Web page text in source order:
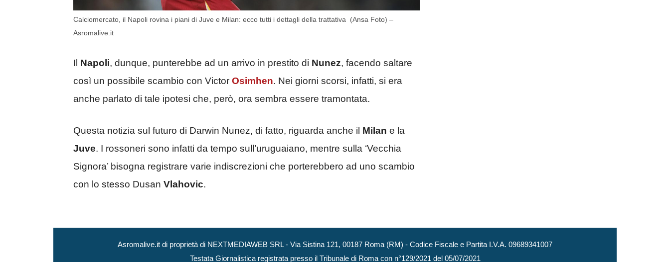
Calciomercato, il Napoli rovina i piani di Juve e Milan: ecco tutti i dettagli della trattativa (Ansa Foto) –
Asromalive.it
Il Napoli, dunque, punterebbe ad un arrivo in prestito di Nunez, facendo saltare
così un possibile scambio con Victor Osimhen. Nei giorni scorsi, infatti, si era
anche parlato di tale ipotesi che, però, ora sembra essere tramontata.
Questa notizia sul futuro di Darwin Nunez, di fatto, riguarda anche il Milan e la
Juve. I rossoneri sono infatti da tempo sull’uruguaiano, mentre sulla ‘Vecchia
Signora’ bisogna registrare varie indiscrezioni che porterebbero ad uno scambio
con lo stesso Dusan Vlahovic.
Asromalive.it di proprietà di NEXTMEDIAWEB SRL - Via Sistina 121, 00187 Roma (RM) - Codice Fiscale e Partita I.V.A. 09689341007
Testata Giornalistica registrata presso il Tribunale di Roma con n°129/2021 del 05/07/2021